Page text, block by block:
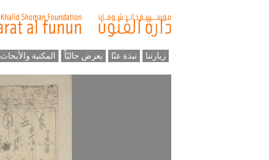
زيارتنا نبذة عنّا يعرض حاليّاً المكتبة والأبحاث